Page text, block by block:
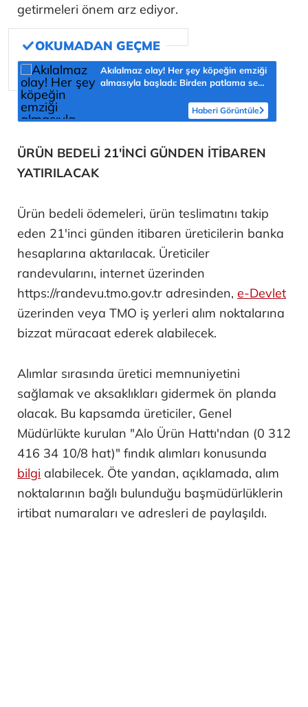
getirmeleri önem arz ediyor.
Akılalmaz olay! Her şey köpeğin emziği
almasıyla başladı: Birden patlama sesi
Haberi Görüntüle
ÜRÜN BEDELİ 21'İNCİ GÜNDEN İTİBAREN
YATIRILACAK
Ürün bedeli ödemeleri, ürün teslimatını takip
eden 21'inci günden itibaren üreticilerin banka
hesaplarına aktarılacak. Üreticiler
randevularını, internet üzerinden
https://randevu.tmo.gov.tr adresinden, e-Devlet
üzerinden veya TMO iş yerleri alım noktalarına
bizzat müracaat ederek alabilecek.
Alımlar sırasında üretici memnuniyetini
sağlamak ve aksaklıkları gidermek ön planda
olacak. Bu kapsamda üreticiler, Genel
Müdürlükte kurulan "Alo Ürün Hattı'ndan (0 312
416 34 10/8 hat)" fındık alımları konusunda
bilgi alabilecek. Öte yandan, açıklamada, alım
noktalarının bağlı bulunduğu başmüdürlüklerin
irtibat numaraları ve adresleri de paylaşıldı.